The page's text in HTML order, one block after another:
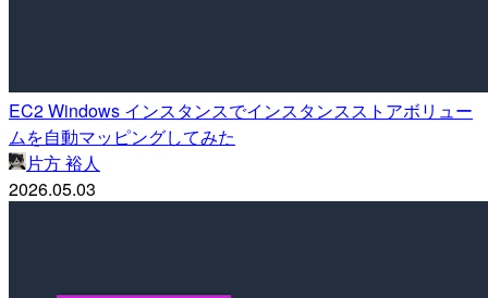
EC2 Windows インスタンスでインスタンスストアボリュー
ムを自動マッピングしてみた
片方 裕人
2026.05.03